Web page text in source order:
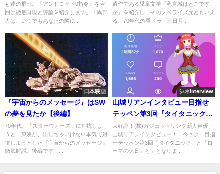
も達の群れ。『アンドロイド0指令』を今
回は徹底再現と評論を紹介します。「異邦
人は、いつでもあなたの隣に...
遺作である児童文学『竜宮城はどこです
か』を紹介し、そのノベライズ元ともいえ
る、70年代の昼ドラ『三日月...
日本映画
『宇宙からのメッセージ』はSW
の夢を見たか【後編】
70年代、『スターウォーズ』に対抗しよ
うと、東映が、出しちゃいけない本気で対
抗しようとした『宇宙からのメッセージ』
徹底解説。後編です！...
シネInterview
山城リアンインタビュー目指せ
テッペン第3回『タイタニック』
と『ローマの休日』と
大好評！(株)ガジェットリンク新人声優・
山城リアンインタビュー！ 今回は「目指
せテッペン第3回『タイタニック』と『ロ
ーマの休日』と」となりま...